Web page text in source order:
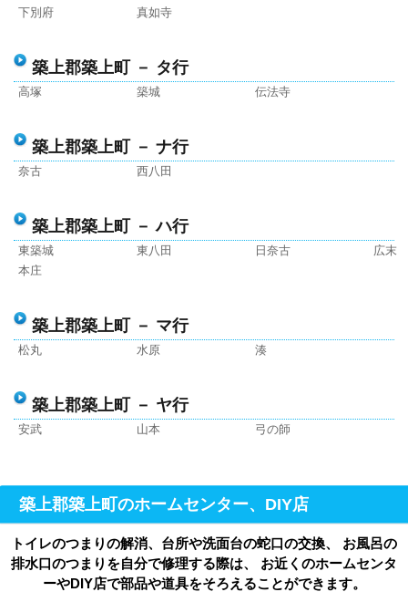
下別府
真如寺
築上郡築上町 － タ行
高塚 築城 伝法寺
築上郡築上町 － ナ行
奈古 西八田
築上郡築上町 － ハ行
東築城 東八田 日奈古
広末
本庄
築上郡築上町 － マ行
松丸 水原 湊
築上郡築上町 － ヤ行
安武 山本 弓の師
築上郡築上町のホームセンター、DIY店
トイレのつまりの解消、台所や洗面台の蛇口の交換、 お風呂の
排水口のつまりを自分で修理する際は、 お近くのホームセンタ
ーやDIY店で部品や道具をそろえることができます。